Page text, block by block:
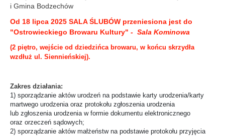
i Gmina Bodzechów
Od 18 lipca 2025 SALA ŚLUBÓW przeniesiona jest do
"Ostrowieckiego Browaru Kultury" - Sala Kominowa
(2 piętro, wejście od dziedzińca browaru, w końcu skrzydła
wzdłuż ul. Siennieńskiej).
Zakres działania:
1) sporządzanie aktów urodzeń na podstawie karty urodzenia/karty
martwego urodzenia oraz protokołu zgłoszenia urodzenia
lub zgłoszenia urodzenia w formie dokumentu elektronicznego
oraz orzeczeń sądowych;
2) sporządzanie aktów małżeństw na podstawie protokołu przyjęcia